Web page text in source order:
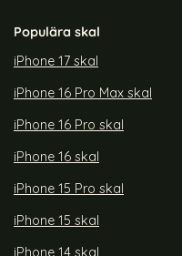
Populära skal
iPhone 17 skal
iPhone 16 Pro Max skal
iPhone 16 Pro skal
iPhone 16 skal
iPhone 15 Pro skal
iPhone 15 skal
iPhone 14 skal